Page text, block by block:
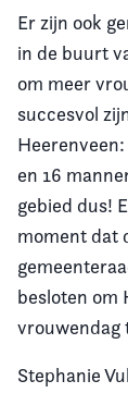
Er zijn ook
in de buurt
om meer
succesvol
en 16
gebied dus!
moment dat
besloten om
vrouwendag
Stephanie